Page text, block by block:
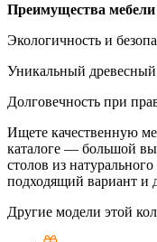
Преимущества мебели
Экологичность и
Уникальный
Долговечность при
Ищете качественную
каталоге — большой
столов из
подходящий вариант и
Другие модели этой